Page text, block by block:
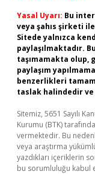
Yasal Uyarı: Bu
veya şahıs şirketi
Sitede yalnızca
paylaşılmaktadır.
taşımamakta olup,
paylaşım
benzerlikleri
taslak halindedir
Sitemiz, 5651 Sayılı
Kurumu (BTK)
vermektedir. Bu
veya araştırma
yazdıkları içeriklerin
bu sorumluluğu kabul